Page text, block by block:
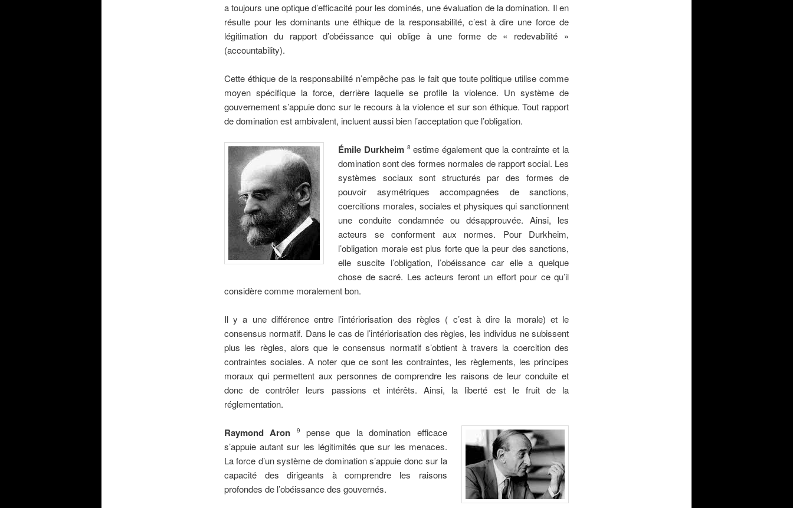
a toujours une optique d’efficacité pour les dominés, une évaluation de la domination. Il en
résulte pour les dominants une éthique de la responsabilité, c’est à dire une force de
légitimation du rapport d’obéissance qui oblige à une forme de « redevabilité »
(accountability).
Cette éthique de la responsabilité n’empêche pas le fait que toute politique utilise comme
moyen spécifique la force, derrière laquelle se profile la violence. Un système de
gouvernement s’appuie donc sur le recours à la violence et sur son éthique. Tout rapport
de domination est ambivalent, incluent aussi bien l’acceptation que l’obligation.
Émile Durkheim 8 estime également que la contrainte et la
domination sont des formes normales de rapport social. Les
systèmes sociaux sont structurés par des formes de
pouvoir asymétriques accompagnées de sanctions,
coercitions morales, sociales et physiques qui sanctionnent
une conduite condamnée ou désapprouvée. Ainsi, les
acteurs se conforment aux normes. Pour Durkheim,
l’obligation morale est plus forte que la peur des sanctions,
elle suscite l’obligation, l’obéissance car elle a quelque
chose de sacré. Les acteurs feront un effort pour ce qu’il
considère comme moralement bon.
Il y a une différence entre l’intériorisation des règles ( c’est à dire la morale) et le
consensus normatif. Dans le cas de l’intériorisation des règles, les individus ne subissent
plus les règles, alors que le consensus normatif s’obtient à travers la coercition des
contraintes sociales. A noter que ce sont les contraintes, les règlements, les principes
moraux qui permettent aux personnes de comprendre les raisons de leur conduite et
donc de contrôler leurs passions et intérêts. Ainsi, la liberté est le fruit de la
réglementation.
Raymond Aron 9 pense que la domination efficace
s’appuie autant sur les légitimités que sur les menaces.
La force d’un système de domination s’appuie donc sur la
capacité des dirigeants à comprendre les raisons
profondes de l’obéissance des gouvernés.